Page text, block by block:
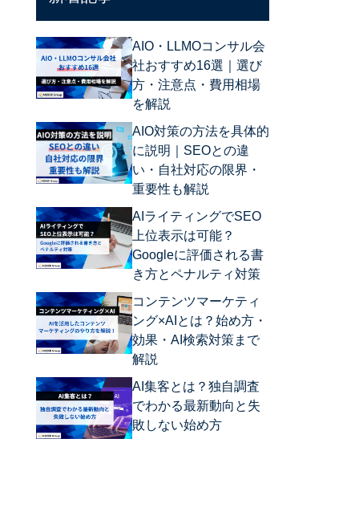
AIO・LLMOコンサル会
社おすすめ16選｜選び
方・注意点・費用相場
を解説
AIO対策の方法を具体的
に説明｜SEOとの違
い・自社対応の限界・
重要性も解説
AIライティングでSEO
上位表示は可能？
Googleに評価される書
き方とペナルティ対策
コンテンツマーケティ
ング×AIとは？始め方・
効果・AI検索対策まで
解説
AI集客とは？独自調査
でわかる最新動向と失
敗しない始め方